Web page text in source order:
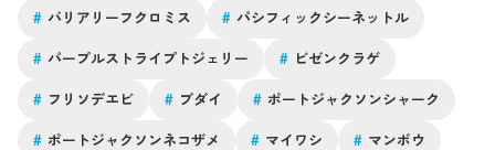
# バリアリーフクロミス # パシフィックシーネットル
# パープルストライプトジェリー # ビゼンクラゲ
# フリソデエビ # ブダイ # ポートジャクソンシャーク
# ポートジャクソンネコザメ # マイワシ # マンボウ